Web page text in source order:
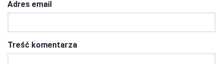
Adres email
Treść komentarza